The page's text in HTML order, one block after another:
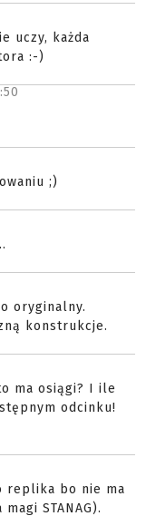
uczy, każda
:-)
;)
oryginalny.
konstrukcje.
ma osiągi? I ile
odcinku!
replika bo nie ma
STANAG).